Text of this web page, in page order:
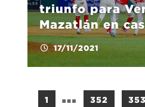
triunfo para
Mazatlán en
17/11/2021
1 … 352 353